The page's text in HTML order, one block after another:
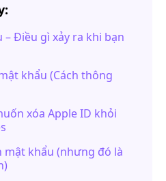
Điều gì xảy ra khi bạn
khẩu (Cách thông
xóa Apple ID khỏi
mật khẩu (nhưng đó là